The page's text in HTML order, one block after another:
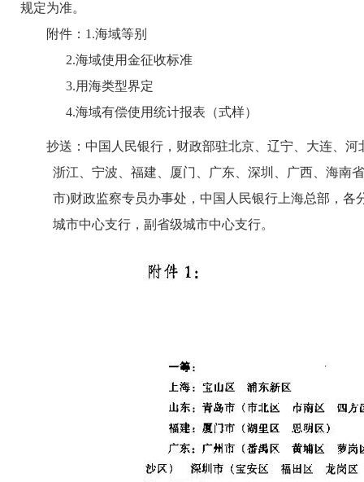
规定为准。
附件：1.海域等别
2.海域使用金征收标准
3.用海类型界定
4.海域有偿使用统计报表（式样）
抄送：中国人民银行，财政部驻北京、辽宁、大连、河
浙江、宁波、福建、厦门、广东、深圳、广西、海南省
市)财政监察专员办事处，中国人民银行上海总部，各
城市中心支行，副省级城市中心支行。